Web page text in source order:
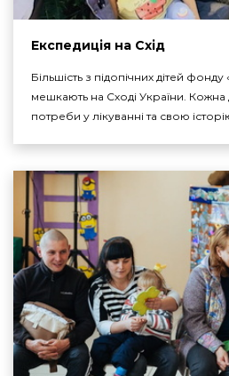
Експедиція на Схід
Більшість з підопічних дітей
мешкають на Сході України. Кожна
потреби у лікуванні та свою